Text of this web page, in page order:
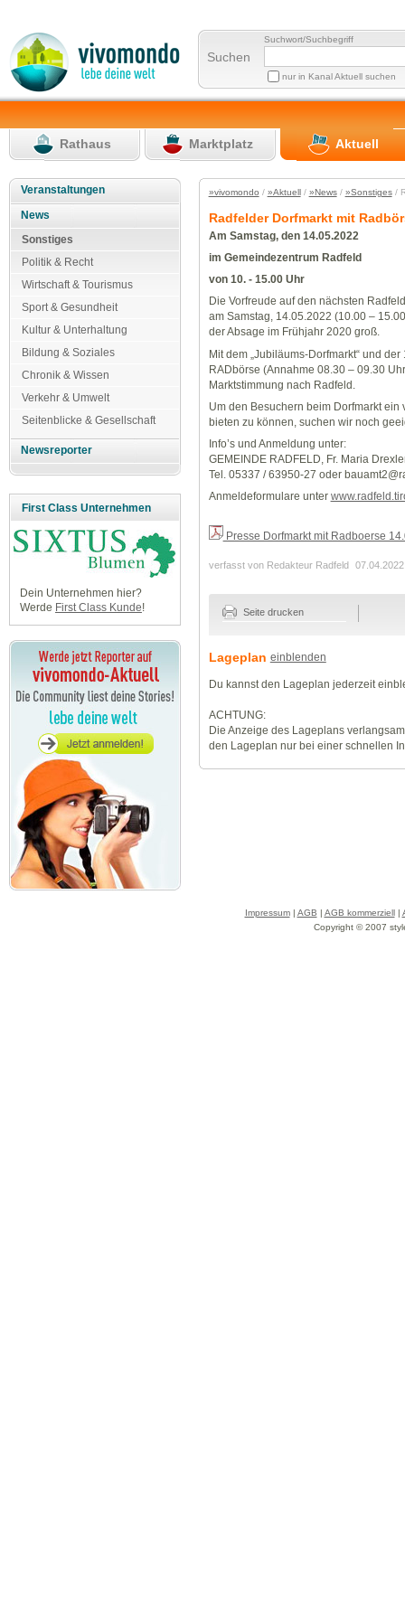
Suchen
Suchwort/Suchbegriff
nur in Kanal Aktuell suchen
Rathaus Marktplatz Aktuell
Veranstaltungen
News
Sonstiges
Politik & Recht
Wirtschaft & Tourismus
Sport & Gesundheit
Kultur & Unterhaltung
Bildung & Soziales
Chronik & Wissen
Verkehr & Umwelt
Seitenblicke & Gesellschaft
Newsreporter
First Class Unternehmen
Dein Unternehmen hier?
Werde First Class Kunde!
»vivomondo / »Aktuell/ »News/ »Sonstiges/
Radfelder Dorfmarkt mit
Am Samstag, den 14.05.2022
im Gemeindezentrum Radfeld
von 10. - 15.00 Uhr
Die Vorfreude auf den nächsten
am Samstag, 14.05.2022 (10.00 –
der Absage im Frühjahr 2020 groß.
Mit dem „Jubiläums-Dorfmarkt“ und der
RADbörse (Annahme 08.30 – 09.30
Marktstimmung nach Radfeld.
Um den Besuchern beim Dorfmarkt
bieten zu können, suchen wir noch
Info’s und Anmeldung unter:
GEMEINDE RADFELD, Fr. Maria
Tel. 05337 / 63950-27 oder
Anmeldeformulare unter
Presse Dorfmarkt mit Radboerse
verfasst von Redakteur Radfeld
Seite drucken
Lageplan einblenden
Du kannst den Lageplan jederzeit
ACHTUNG:
Die Anzeige des Lageplans
den Lageplan nur bei einer schnellen
Impressum| AGB | AGB kommerziell|
Copyright © 2007